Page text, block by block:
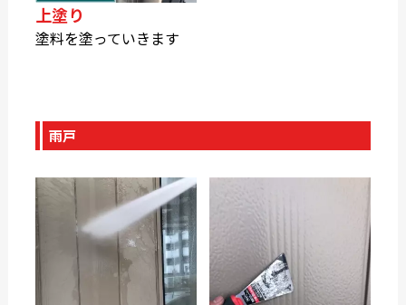
上塗り
塗料を塗っていきます
雨戸